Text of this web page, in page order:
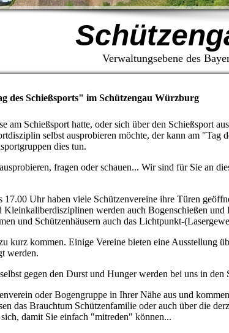
Verwaltungsebene des
des Schießsports" im Schützengau Würzburg
am Schießsport hatte, oder sich über den Schießsport
selbst ausprobieren möchte, der kann am "Tag
dies tun.
fragen oder schauen... Wir sind für Sie an
Uhr haben viele Schützenvereine ihre Türen
werden auch Bogenschießen und
und Schützenhäusern auch das Lichtpunkt-
kurz kommen. Einige Vereine bieten eine Ausstellung
werden.
gegen den Durst und Hunger werden bei uns in den
oder Bogengruppe in Ihrer Nähe aus und
das Brauchtum Schützenfamilie oder auch über die
damit Sie einfach "mitreden" können...